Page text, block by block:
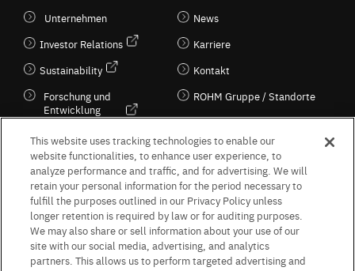
Unternehmen
Investor Relations
Sustainability
Forschung und
Entwicklung
Kultur / Wirtschaft
News
Karriere
Kontakt
ROHM Gruppe / Standorte
Follow Us
This website uses tracking technologies to enable our
website functionalities, to enhance user experience, to
analyze performance and traffic, and for advertising. We will
retain your personal information for the period necessary to
fulfill the purposes outlined in our Privacy Policy unless
longer retention is required by law or for auditing purposes.
We may also share or sell information about your use of our
site with our social media, advertising, and analytics
partners. This allows us to perform targeted advertising and